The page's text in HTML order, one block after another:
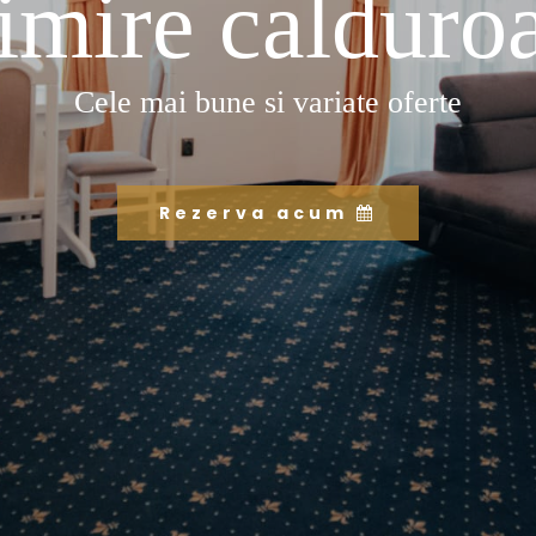
Cele mai bune si variate oferte
Rezerva acum